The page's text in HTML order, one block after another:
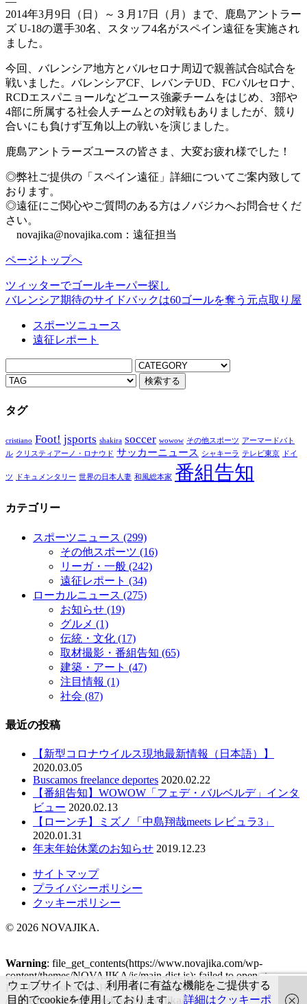
2014年3月9日（日）～３月17日（月）まで、鹿島アントラー
ズ U-18の選手30名、スタッフ4名がスペイン遠征を実施され
ました。
今回、バレンシア地方とバルセロナ周辺で親善試合8試合を
戦いました。バレンシアCF、レバンテUD、FCバルセロナ、
RCDエスパニョールなどユース強豪チームをはじめ、3部や
4部に所属する社会人チームとの対戦もありましたが、競り
合いにも負けず互角以上の戦いを演じました。
鹿島アントラーズユースの皆さま、大変お疲れ様でした！
◎弊社ご提供の「スペイン遠征」詳細についてご案内致して
おります。
◎遠征にご関心やご質問のある方はノバジカへお問合せくだ
さい。
novajika@novajika.com：遠征担当
ページトップへ
ツィッターでゴールキーパー探し
バレンシア期待のサイドバックは60ゴールを奪う元点取り屋
スポーツニュース
遠征レポート
タグ
cristiano Foot! jsports shakira soccer wowow その他スポーツ アーマードバト
ル クリスティアーノ・ロナウド サッカーニュース シャキーラ テレビ東京 ドイ
ツ ドキュメンタリー 世界の日本人妻 和風総本家 番組告知
カテゴリー
スポーツニュース (299)
その他スポーツ (16)
リーガ・一般 (242)
遠征レポート (34)
ローカルニュース (275)
お知らせ (19)
グルメ (1)
伝統・文化 (17)
取材撮影・番組告知 (65)
建築・アート (47)
注目情報 (1)
社会 (87)
最近の投稿
【新型コロナウイルス現地最新情報（日本語）】
2020.03.05
Buscamos freelance deportes 2020.02.22
【番組告知】WOWOW「フェデ・バルベルデ」インタ
ビュー 2020.02.13
【ローンチ】ミズノ「中島翔哉meets レビュラ3」
2020.01.31
年末年始休業のお知らせ 2019.12.23
サイトマップ
プライバシーポリシー
クッキーポリシー
© 2026 NOVAJIKA.
Warning: file_get_contents(https://www.novajika.com/wp-
content/themes/NOVAJIKA/js/main-dist.js): failed to open stream:
HTTP request failed! HTTP/1.1 500 Internal Server Error in
/home/users/2/babakosk/web/novajika/wp-
ウェブサイトでは、利用者に有益な機能をご提供する
目的でcookieを使用しております。 詳細はクッキーポ